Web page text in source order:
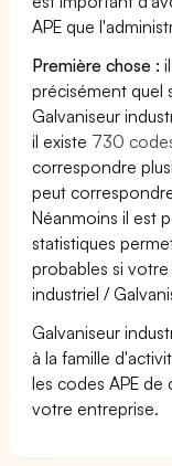
APE que
Première chose :
précisément quel
Galvaniseur
il existe 730
correspondre
peut
Néanmoins il est
statistiques
probables si
industriel /
Galvaniseur
à la famille
les codes APE
votre entreprise.